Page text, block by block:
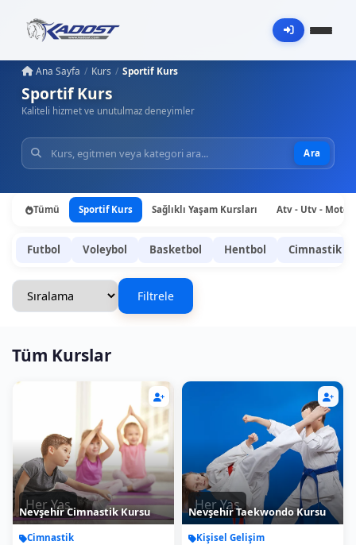
Ana Sayfa Kurs Sportif Kurs
Sportif Kurs
Kaliteli hizmet ve unutulmaz deneyimler
Ara
Tümü Sportif Kurs Sağlıklı Yaşam Kursları Atv - Utv -
Futbol Voleybol Basketbol Hentbol Cimnastik
Filtrele
Tüm Kurslar
Her Yas
Nevşehir Cimnastik Kursu
Cimnastik
Her Yas
Nevşehir Taekwondo Kursu
Kişisel Gelişim